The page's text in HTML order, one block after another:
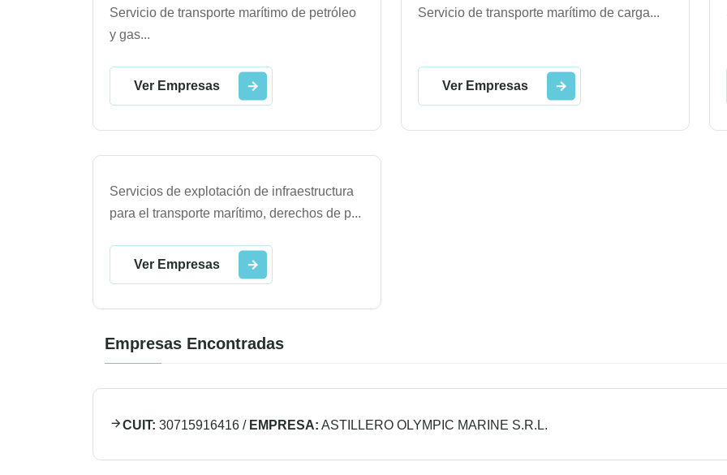
Servicio de transporte marítimo de petróleo
y gas...
Ver Empresas
Servicio de transporte marítimo de carga...
Ver Empresas
Servicios de explotación de infraestructura
para el transporte marítimo, derechos de p...
Ver Empresas
Empresas Encontradas
CUIT: 30715916416 / EMPRESA: ASTILLERO OLYMPIC MARINE S.R.L.